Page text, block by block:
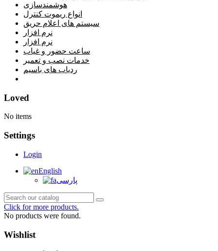
هوشمندسازی
انواع ریموت کنترل
سیستم های اعلام حریق
نرم افزار
نرم افزار
ساعت حضور و غیاب
خدمات نصب و تعمیر
ردیاب های باسیم
Loved
No items
Settings
Login
English
پارسی
Click for more products.
No products were found.
Wishlist